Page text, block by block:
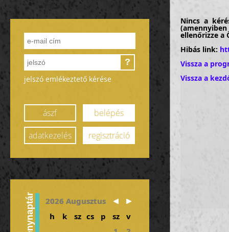
?
jelszó emlékeztető kérése
ászf
belépés
adatkezelés
regisztráció
2026 Augusztus
h
k sz cs p sz
v
Nincs a
ellenőrizze a
Hibás link:
Vissza a
Vissza a